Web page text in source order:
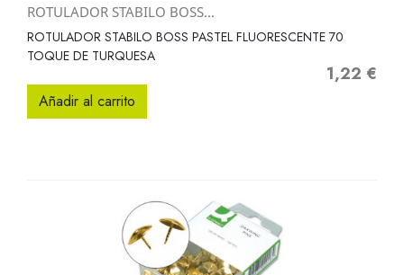
ROTULADOR STABILO BOSS...
ROTULADOR STABILO BOSS PASTEL FLUORESCENTE 70
TOQUE DE TURQUESA
Precio
1,22 €
Añadir al carrito